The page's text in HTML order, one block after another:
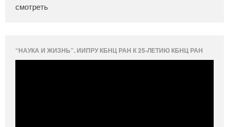
смотреть
“НАУКА И ЖИЗНЬ”. ИИПРУ КБНЦ РАН К 25-ЛЕТИЮ КБНЦ РАН